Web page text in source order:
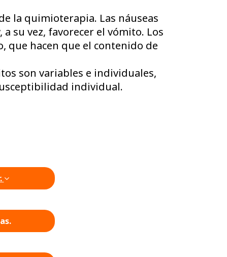
la quimioterapia. Las náuseas
su vez, favorecer el vómito. Los
que hacen que el contenido de
son variables e individuales,
individual.